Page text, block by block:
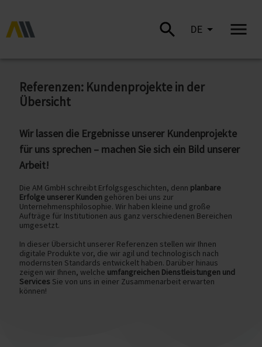
DE
Referenzen: Kundenprojekte in der
Übersicht
Wir lassen die Ergebnisse unserer Kundenprojekte
für uns sprechen – machen Sie sich ein Bild unserer
Arbeit!
Die AM GmbH schreibt Erfolgsgeschichten, denn planbare
Erfolge unserer Kunden gehören bei uns zur
Unternehmensphilosophie. Wir haben kleine und große
Aufträge für Institutionen aus ganz verschiedenen Bereichen
umgesetzt.
In dieser Übersicht unserer Referenzen stellen wir Ihnen
digitale Produkte vor, die wir agil und technologisch nach
modernsten Standards entwickelt haben. Darüber hinaus
zeigen wir Ihnen, welche umfangreichen Dienstleistungen und
Services Sie von uns in einer Zusammenarbeit erwarten
können!